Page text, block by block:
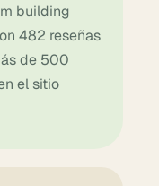
building
482 reseñas
de 500
el sitio